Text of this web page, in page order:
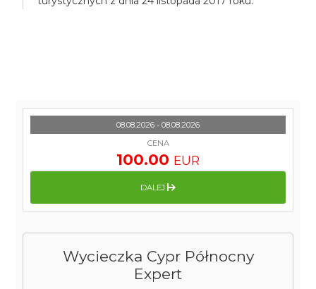
Wycieczka Cypr Północny
Expert
08.08.2026 - 08.08.2026
CENA
100.00 EUR
DALEJ